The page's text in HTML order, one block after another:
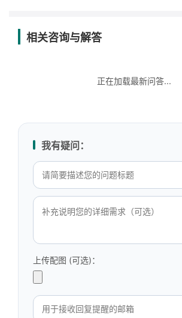
相关咨询与解答
正在加载最新问答...
我有疑问：
上传配图 (可选)：